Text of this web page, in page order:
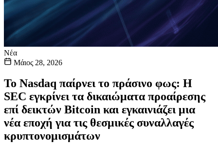
Νέα
Μάιος 28, 2026
Το Nasdaq παίρνει το πράσινο φως: Η
SEC εγκρίνει τα δικαιώματα προαίρεσης
επί δεικτών Bitcoin και εγκαινιάζει μια
νέα εποχή για τις θεσμικές συναλλαγές
κρυπτονομισμάτων